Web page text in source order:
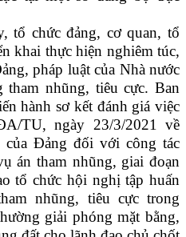
tổ chức đảng, cơ quan, tổ
khai thực hiện nghiêm túc,
pháp luật của Nhà nước
tham nhũng, tiêu cực. Ban
hành sơ kết đánh giá việc
TU, ngày 23/3/2021 về
của Đảng đối với công tác
án tham nhũng, giai đoạn
tổ chức hội nghị tập huấn
nhũng, tiêu cực trong
giải phóng mặt bằng,